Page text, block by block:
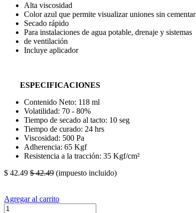
Alta viscosidad
Color azul que permite visualizar uniones sin cementar
Secado rápido
Para instalaciones de agua potable, drenaje y sistemas
de ventilación
Incluye aplicador
ESPECIFICACIONES
Contenido Neto: 118 ml
Volatilidad: 70 - 80%
Tiempo de secado al tacto: 10 seg
Tiempo de curado: 24 hrs
Viscosidad: 500 Pa
Adherencia: 65 Kgf
Resistencia a la tracción: 35 Kgf/cm²
$ 42.49 $42.49 (impuesto incluido)
Agregar al carrito